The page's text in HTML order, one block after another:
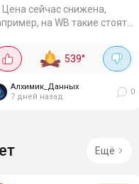
Цена сейчас снижена,
на WB такие стоят
цветов и вкусов: банан,
бабл гам. Из
539°
Алхимик_Данных
7 дней назад
0
Ещё